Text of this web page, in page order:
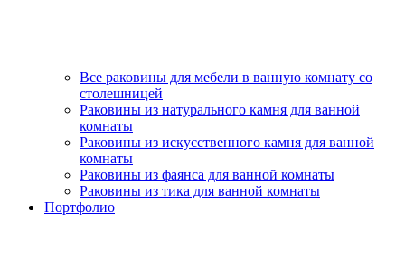
Все раковины для мебели в ванную комнату со
столешницей
Раковины из натурального камня для ванной
комнаты
Раковины из искусственного камня для ванной
комнаты
Раковины из фаянса для ванной комнаты
Раковины из тика для ванной комнаты
Портфолио